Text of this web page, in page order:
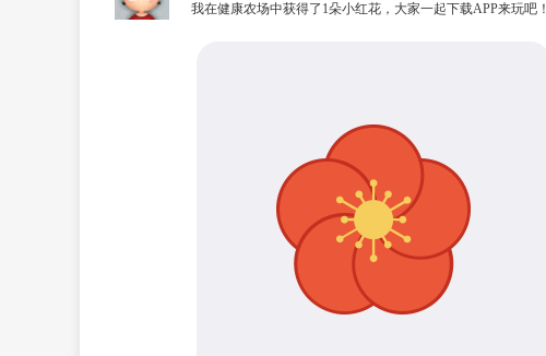
我在健康农场中获得了1朵小红花，大家一起下载APP来玩吧！